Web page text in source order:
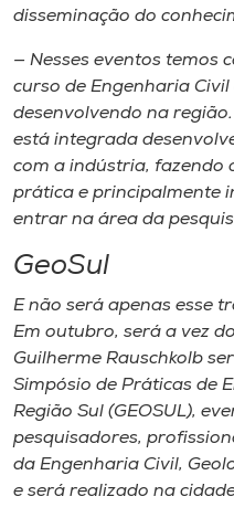
disseminação do
— Nesses eventos temos
curso de Engenharia
desenvolvendo na
está integrada
com a indústria, fazendo
prática e principalmente
entrar na área da
GeoSul
E não será apenas esse
Em outubro, será a vez
Guilherme Rauschkolb
Simpósio de Práticas de
Região Sul (GEOSUL),
pesquisadores,
da Engenharia Civil,
e será realizado na